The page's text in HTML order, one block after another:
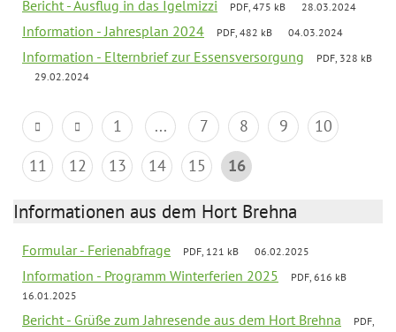
Bericht - Ausflug in das Igelmizzi PDF, 475 kB 28.03.2024
Information - Jahresplan 2024 PDF, 482 kB 04.03.2024
Information - Elternbrief zur Essensversorgung
PDF, 328 kB
29.02.2024
1 ... 7 8 9
10
11
12 13 14 15 16
Informationen aus dem Hort Brehna
Formular - Ferienabfrage PDF, 121 kB 06.02.2025
Information - Programm Winterferien 2025
PDF, 616 kB
16.01.2025
Bericht - Grüße zum Jahresende aus dem Hort Brehna
PDF,